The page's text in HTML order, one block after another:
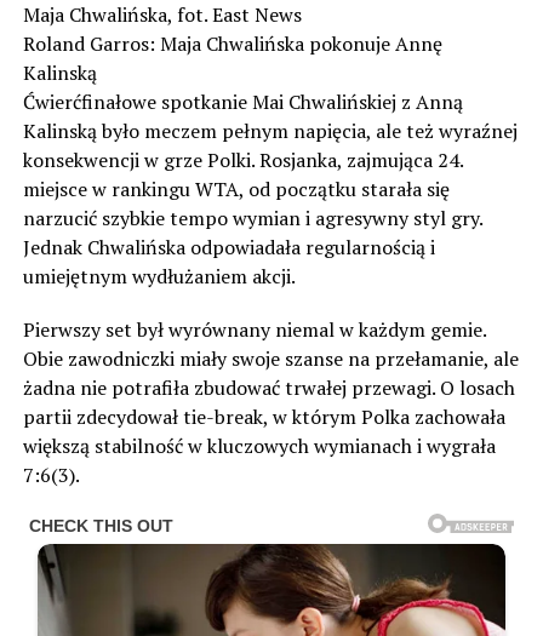
Maja Chwalińska, fot. East News
Roland Garros: Maja Chwalińska pokonuje Annę
Kalinską
Ćwierćfinałowe spotkanie Mai Chwalińskiej z Anną
Kalinską było meczem pełnym napięcia, ale też wyraźnej
konsekwencji w grze Polki. Rosjanka, zajmująca 24.
miejsce w rankingu WTA, od początku starała się
narzucić szybkie tempo wymian i agresywny styl gry.
Jednak Chwalińska odpowiadała regularnością i
umiejętnym wydłużaniem akcji.
Pierwszy set był wyrównany niemal w każdym gemie.
Obie zawodniczki miały swoje szanse na przełamanie, ale
żadna nie potrafiła zbudować trwałej przewagi. O losach
partii zdecydował tie-break, w którym Polka zachowała
większą stabilność w kluczowych wymianach i wygrała
7:6(3).